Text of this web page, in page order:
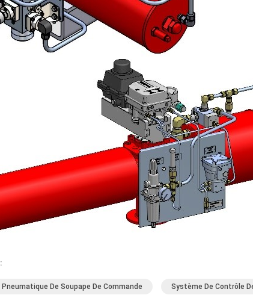
De Soupape De Commande Système De Contrôle